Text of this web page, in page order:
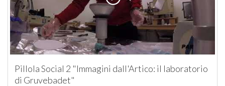
Pillola Social 2 "Immagini dall'Artico: il laboratorio
di Gruvebadet"